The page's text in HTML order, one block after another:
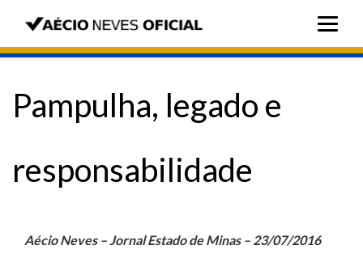
Pampulha, legado e
responsabilidade
Aécio Neves – Jornal Estado de Minas – 23/07/2016